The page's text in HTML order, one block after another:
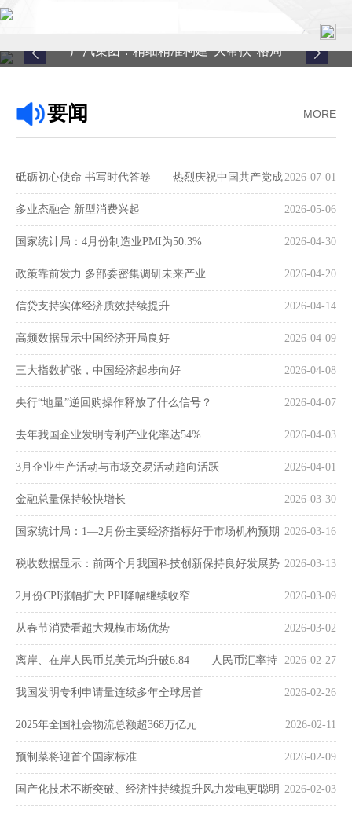
关于中心
县域服务
案例中心
联系我们
在线留言
广汽集团：精细精准构建“大帮扶”格局
MORE
要闻
2026-07-01
砥砺初心使命 书写时代答卷——热烈庆祝中国共产党成
立105周年 2026-05-06
多业态融合 新型消费兴起
2026-04-30
国家统计局：4月份制造业PMI为50.3%
2026-04-20
政策靠前发力 多部委密集调研未来产业
2026-04-14
信贷支持实体经济质效持续提升
2026-04-09
高频数据显示中国经济开局良好
2026-04-08
三大指数扩张，中国经济起步向好
2026-04-07
央行“地量”逆回购操作释放了什么信号？
2026-04-03
去年我国企业发明专利产业化率达54%
2026-04-01
3月企业生产活动与市场交易活动趋向活跃
2026-03-30
金融总量保持较快增长
2026-03-16
国家统计局：1—2月份主要经济指标好于市场机构预期
2026-03-13
税收数据显示：前两个月我国科技创新保持良好发展势
头 2026-03-09
2月份CPI涨幅扩大 PPI降幅继续收窄
2026-03-02
从春节消费看超大规模市场优势
2026-02-27
离岸、在岸人民币兑美元均升破6.84——人民币汇率持
续走强 2026-02-26
我国发明专利申请量连续多年全球居首
2026-02-11
2025年全国社会物流总额超368万亿元
2026-02-09
预制菜将迎首个国家标准
2026-02-03
国产化技术不断突破、经济性持续提升风力发电更聪明